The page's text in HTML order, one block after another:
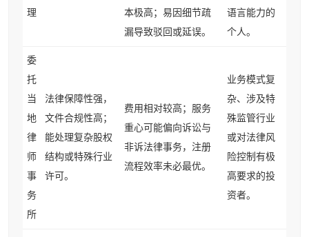
理
本极高；易因细节疏
漏导致驳回或延误。
语言能力的
个人。
委
托
当
地
律
师
事
务
所
法律保障性强，
文件合规性高；
能处理复杂股权
结构或特殊行业
许可。
费用相对较高；服务
重心可能偏向诉讼与
非诉法律事务，注册
流程效率未必最优。
业务模式复
杂、涉及特
殊监管行业
或对法律风
险控制有极
高要求的投
资者。